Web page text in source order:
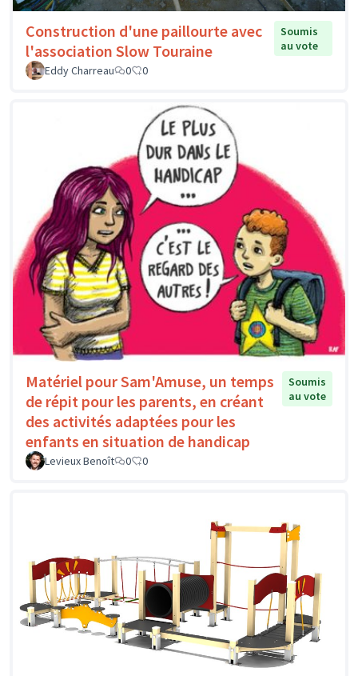
Construction d'une paillourte avec
l'association Slow Touraine
Soumis
au vote
Eddy Charreau
0 0
Matériel pour Sam'Amuse, un temps
de répit pour les parents, en créant
des activités adaptées pour les
enfants en situation de handicap
Soumis
au vote
Levieux Benoît 0 0